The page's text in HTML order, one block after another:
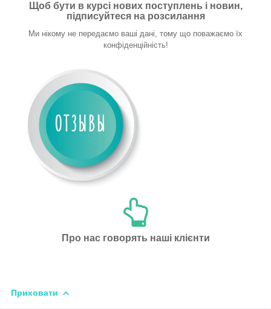
Щоб бути в курсі нових поступлень і новин,
підписуйтеся на розсилання
Ми нікому не передаємо ваші дані, тому що поважаємо їх
конфіденційність!
Про нас говорять наші клієнти
Приховати